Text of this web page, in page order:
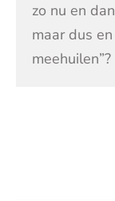
zo nu en
maar dus
meehuilen”?